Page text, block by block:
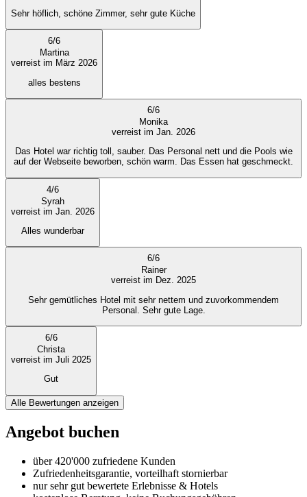
Sehr höflich, schöne Zimmer, sehr gute Küche
6/6
Martina
verreist im März 2026
alles bestens
6/6
Monika
verreist im Jan. 2026
Das Hotel war richtig toll, sauber. Das Personal nett und die Pools wie
auf der Webseite beworben, schön warm. Das Essen hat geschmeckt.
4/6
Syrah
verreist im Jan. 2026
Alles wunderbar
6/6
Rainer
verreist im Dez. 2025
Sehr gemütliches Hotel mit sehr nettem und zuvorkommendem
Personal. Sehr gute Lage.
6/6
Christa
verreist im Juli 2025
Gut
Alle Bewertungen anzeigen
Angebot buchen
über 420'000 zufriedene Kunden
Zufriedenheitsgarantie, vorteilhaft stornierbar
nur sehr gut bewertete Erlebnisse & Hotels